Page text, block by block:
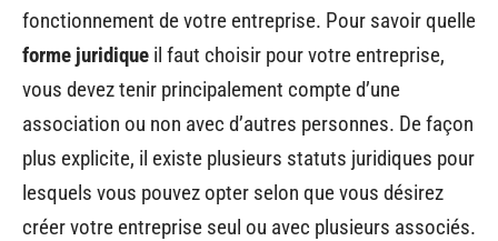
fonctionnement de votre entreprise. Pour savoir quelle
forme juridique il faut choisir pour votre entreprise,
vous devez tenir principalement compte d’une
association ou non avec d’autres personnes. De façon
plus explicite, il existe plusieurs statuts juridiques pour
lesquels vous pouvez opter selon que vous désirez
créer votre entreprise seul ou avec plusieurs associés.